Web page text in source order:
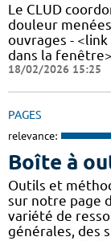
Le CLUD
douleur
ouvrages -
dans la
18/02/2026 15:25
PAGES
relevance:
Boîte à
Outils et
sur notre page
variété de
générales, des